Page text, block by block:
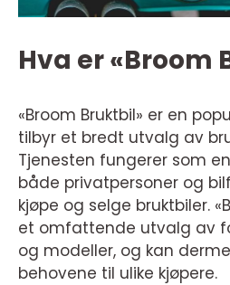
Hva er «Broom
«Broom Bruktbil» er en
tilbyr et bredt utvalg av
Tjenesten fungerer som
både privatpersoner og
kjøpe og selge bruktbiler.
et omfattende utvalg av
og modeller, og kan
behovene til ulike kjøpere.